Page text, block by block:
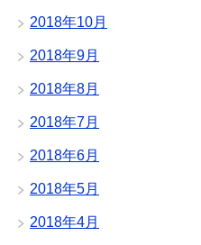
2018年10月
2018年9月
2018年8月
2018年7月
2018年6月
2018年5月
2018年4月